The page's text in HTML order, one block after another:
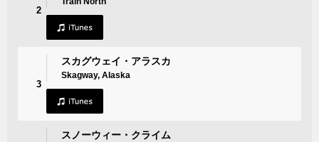
2
3
スカグウェイ・アラスカ
Skagway, Alaska
スノーウィー・クライム